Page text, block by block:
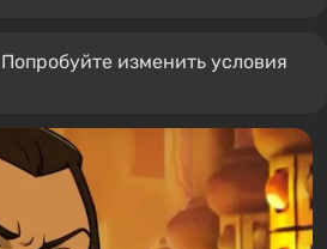
изменить условия